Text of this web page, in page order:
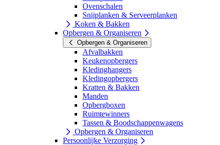
Ovenschalen
Snijplanken & Serveerplanken
Koken & Bakken
Opbergen & Organiseren
Opbergen & Organiseren
Afvalbakken
Keukenopbergers
Kledinghangers
Kledingopbergers
Kratten & Bakken
Manden
Opbergboxen
Ruimtewinners
Tassen & Boodschappenwagens
Opbergen & Organiseren
Persoonlijke Verzorging